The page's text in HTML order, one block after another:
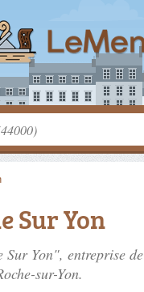
Sur Yon
Sur Yon", entreprise de
sur-Yon.